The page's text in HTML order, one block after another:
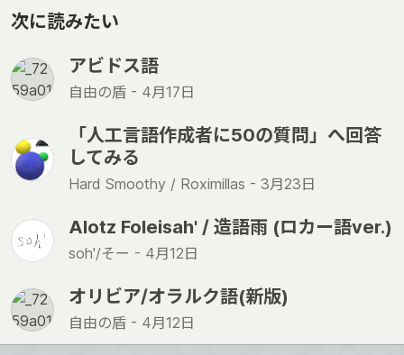
次に読みたい
アビドス語
自由の盾 - 4月17日
「人工言語作成者に50の質問」へ回答
してみる
Hard Smoothy / Roximillas - 3月23日
Alotz Foleisah' / 造語雨 (ロカー語ver.)
soh'/そー - 4月12日
オリビア/オラルク語(新版)
自由の盾 - 4月12日